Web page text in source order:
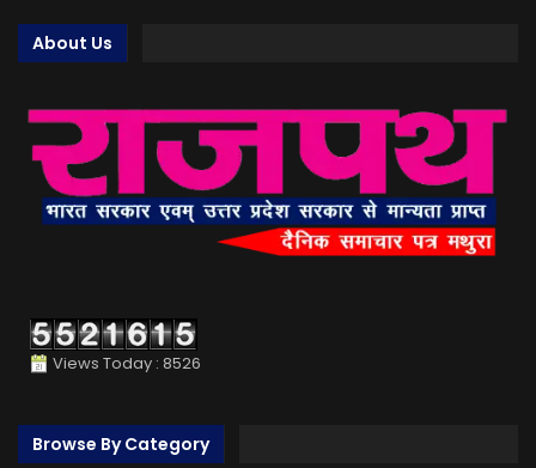
About Us
Views Today : 8526
Browse By Category